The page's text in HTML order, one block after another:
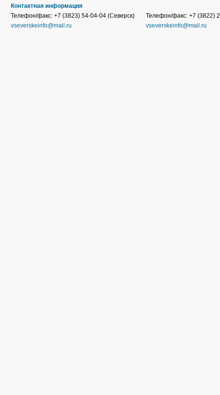
Контактная информация
Телефон/факс: +7 (3823) 54-04-04 (Северск)
vseverskeinfo@mail.ru
Телефон/факс: +7 (3822)
vseverskeinfo@mail.ru